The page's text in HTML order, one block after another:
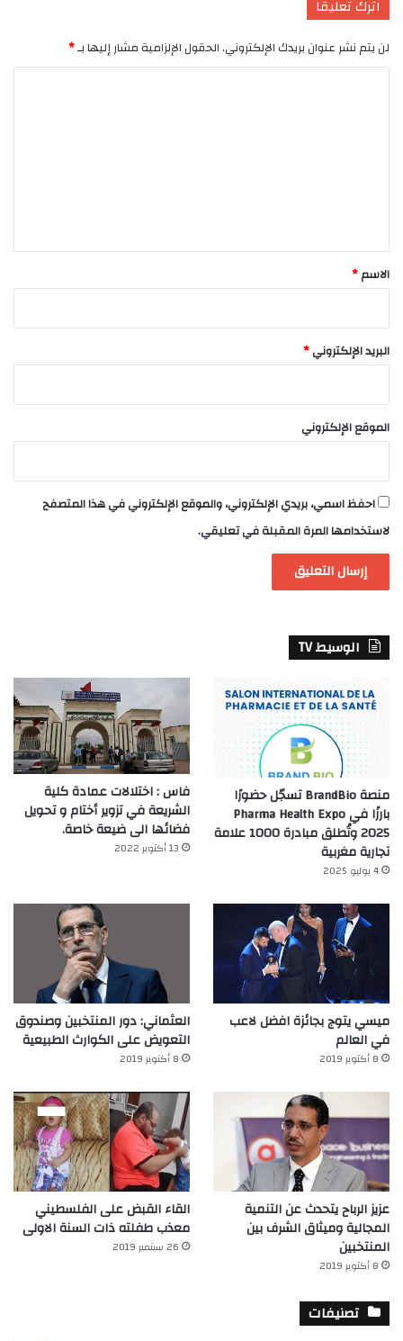
اترك تعليقاً
لن يتم نشر عنوان بريدك الإلكتروني.الحقول الإلزامية مشار إليها بـ*
*
الاسم*
البريد الإلكتروني*
الموقع الإلكتروني
احفظ اسمي، بريدي الإلكتروني، والموقع الإلكتروني في هذا المتصفح
لاستخدامها المرة المقبلة في تعليقي.
الوسيط TV
منصة BrandBio تسجّل حضورًا
بارزًا في Pharma Health Expo
2025 وتُطلق مبادرة 1000 علامة
تجارية مغربية
4 يوليو 2025
فاس : اختلالات عمادة كلية
الشريعة في تزوير أختام و تحويل
فضائها الى ضيعة خاصة.
13 أكتوبر 2022
ميسي يتوج بجائزة افضل لاعب
في العالم‎
8 أكتوبر 2019
العثماني: دور المنتخبين وصندوق
التعويض على الكوارث الطبيعية
8 أكتوبر 2019
عزيز الرباح يتحدث عن التنمية
المجالية وميثاق الشرف بين
المنتخبين
8 أكتوبر 2019
القاء القبض على الفلسطيني
معذب طفلته ذات السنة الاولى
26 سبتمبر 2019
تصنيفات